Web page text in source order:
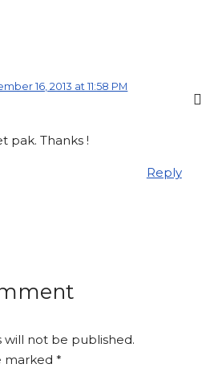
16, 2013 at 11:58 PM
pak. Thanks !
Reply
will not be published.
marked*